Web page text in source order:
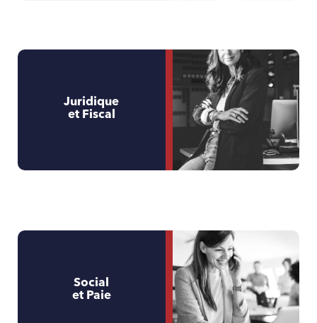
Juridique
et Fiscal
Social
et Paie